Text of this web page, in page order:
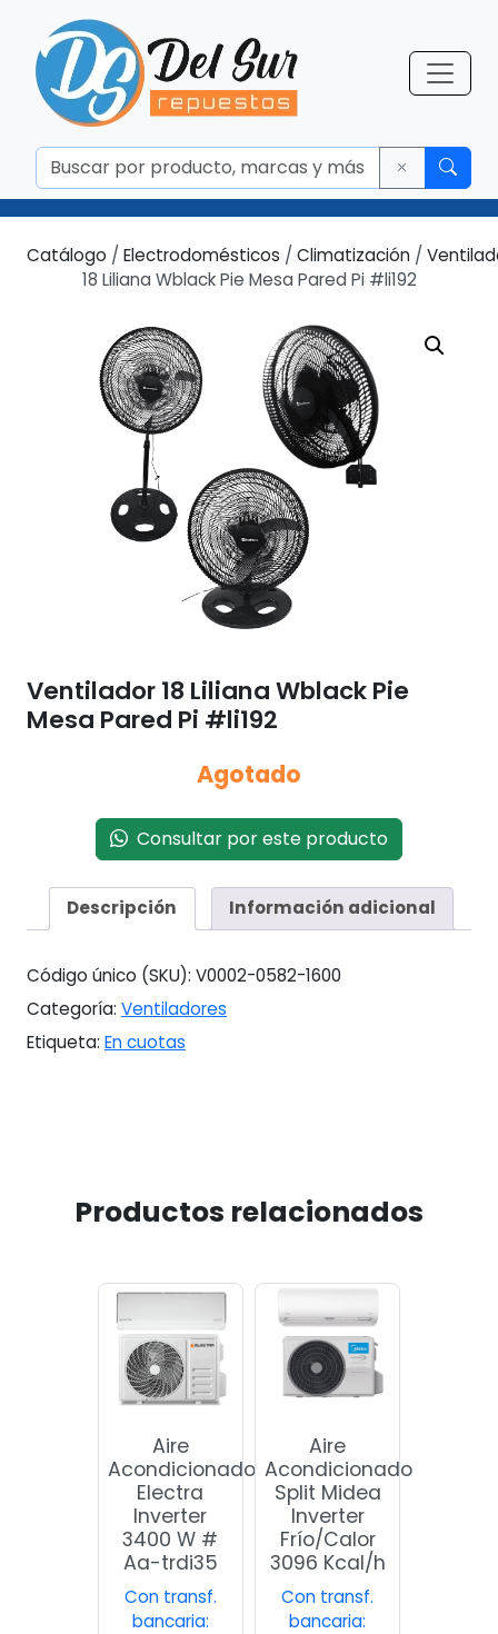
Catálogo / Electrodomésticos / Climatización /
18 Liliana Wblack Pie Mesa Pared Pi #li192
Ventilador 18 Liliana Wblack Pie
Mesa Pared Pi #li192
Agotado
Consultar por este producto
Descripción Información adicional
Código único (SKU): V0002-0582-1600
Categoría: Ventiladores
Etiqueta: En cuotas
Productos relacionados
Aire
Acondicionado
Electra
Inverter
3400 W #
Aa-trdi35
Con transf.
bancaria:
Aire
Acondicionado
Split Midea
Inverter
Frío/Calor
3096 Kcal/h
Con transf.
bancaria: